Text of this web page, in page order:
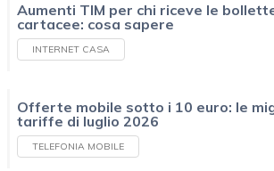
Aumenti TIM per chi riceve le
cartacee: cosa sapere
INTERNET CASA
Offerte mobile sotto i 10 euro: le
tariffe di luglio 2026
TELEFONIA MOBILE